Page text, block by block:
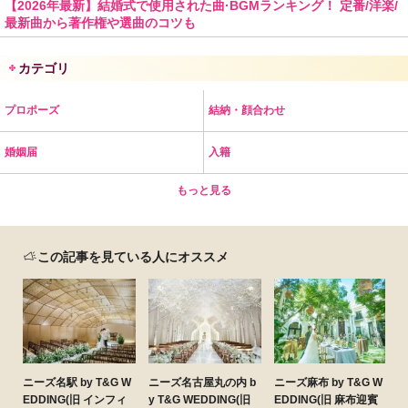
【2026年最新】結婚式で使用された曲·BGMランキング！ 定番/洋楽/
最新曲から著作権や選曲のコツも
カテゴリ
プロポーズ 結納・顔合わせ
婚姻届 入籍
もっと見る
この記事を見ている人にオススメ
ニーズ名駅 by T&G W
EDDING(旧 インフィ
ニーズ名古屋丸の内 b
y T&G WEDDING(旧
ニーズ麻布 by T&G W
EDDING(旧 麻布迎賓